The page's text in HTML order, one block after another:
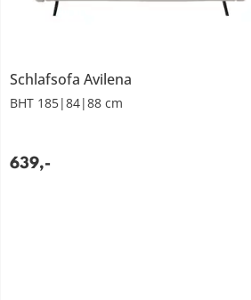
SchlafsofaAvilena
BHT 185|84|88 cm
639,-